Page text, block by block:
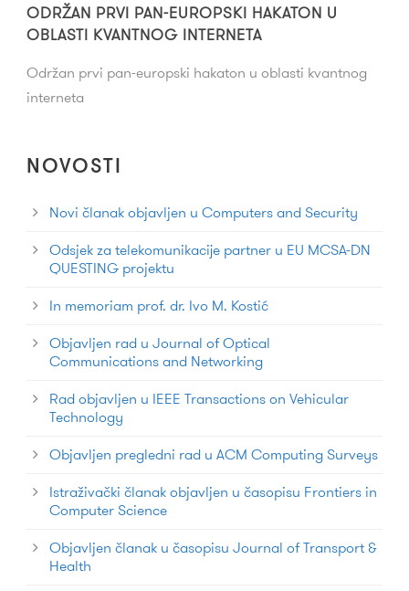
ODRŽAN PRVI PAN-EUROPSKI HAKATON U
OBLASTI KVANTNOG INTERNETA
Održan prvi pan-europski hakaton u oblasti kvantnog
interneta
NOVOSTI
Novi članak objavljen u Computers and Security
Odsjek za telekomunikacije partner u EU MCSA-DN
QUESTING projektu
In memoriam prof. dr. Ivo M. Kostić
Objavljen rad u Journal of Optical
Communications and Networking
Rad objavljen u IEEE Transactions on Vehicular
Technology
Objavljen pregledni rad u ACM Computing Surveys
Istraživački članak objavljen u časopisu Frontiers in
Computer Science
Objavljen članak u časopisu Journal of Transport &
Health